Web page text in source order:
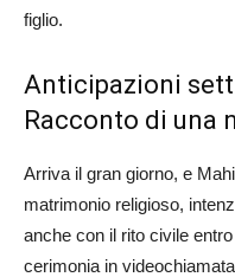
figlio.
Anticipazioni
Racconto di una
Arriva il gran giorno, e
matrimonio religioso,
anche con il rito civile
cerimonia in